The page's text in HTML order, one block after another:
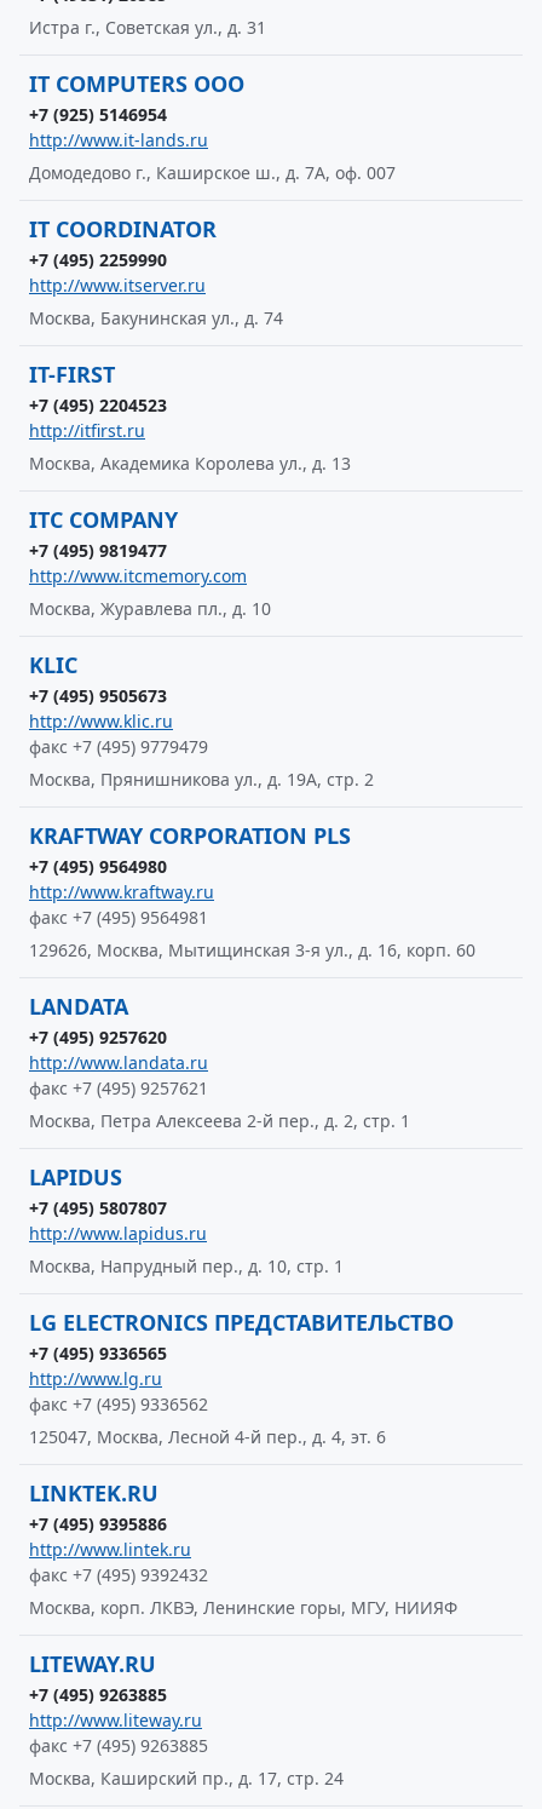
Истра г., Советская ул., д. 31
IT COMPUTERS OOO
+7 (925) 5146954
http://www.it-lands.ru
Домодедово г., Каширское ш., д. 7А, оф. 007
IT COORDINATOR
+7 (495) 2259990
http://www.itserver.ru
Москва, Бакунинская ул., д. 74
IT-FIRST
+7 (495) 2204523
http://itfirst.ru
Москва, Академика Королева ул., д. 13
ITC COMPANY
+7 (495) 9819477
http://www.itcmemory.com
Москва, Журавлева пл., д. 10
KLIC
+7 (495) 9505673
http://www.klic.ru
факс +7 (495) 9779479
Москва, Прянишникова ул., д. 19А, стр. 2
KRAFTWAY CORPORATION PLS
+7 (495) 9564980
http://www.kraftway.ru
факс +7 (495) 9564981
129626, Москва, Мытищинская 3-я ул., д. 16, корп. 60
LANDATA
+7 (495) 9257620
http://www.landata.ru
факс +7 (495) 9257621
Москва, Петра Алексеева 2-й пер., д. 2, стр. 1
LAPIDUS
+7 (495) 5807807
http://www.lapidus.ru
Москва, Напрудный пер., д. 10, стр. 1
LG ELECTRONICS ПРЕДСТАВИТЕЛЬСТВО
+7 (495) 9336565
http://www.lg.ru
факс +7 (495) 9336562
125047, Москва, Лесной 4-й пер., д. 4, эт. 6
LINKTEK.RU
+7 (495) 9395886
http://www.lintek.ru
факс +7 (495) 9392432
Москва, корп. ЛКВЭ, Ленинские горы, МГУ, НИИЯФ
LITEWAY.RU
+7 (495) 9263885
http://www.liteway.ru
факс +7 (495) 9263885
Москва, Каширский пр., д. 17, стр. 24